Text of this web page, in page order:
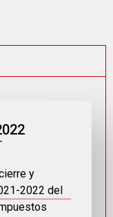
y
2022 del